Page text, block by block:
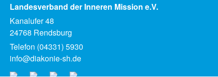
Landesverband der Inneren Mission e.V.
Kanalufer 48
24768 Rendsburg
Telefon (04331) 5930
info@diakonie-sh.de